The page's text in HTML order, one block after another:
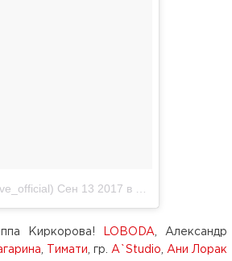
Сен 13 2017 в 12:41 PDT
Киркорова! LOBODA , Александр
Тимати , гр. A`Studio
Ани Лорак